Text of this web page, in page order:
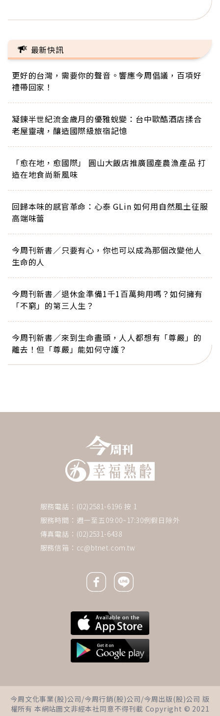
最新快訊
更好的台灣，需要你的聲音。響應今周倡議，百項好
禮帶回家！
凝鍊半世紀流金歲月的優雅蛻變：台中歐酷酒店揉合
老屋靈魂，釀造國際級旅宿記憶
「愈在地，愈國際」 圓山大飯店推廣國產農漁產品 打
造在地食尚新風味
回歸本味的感官革命：心泰 GLin 如何用自然風土征服
高端味蕾
今周刊新書／只要有心，你也可以成為那個改變他人
生命的人
今周刊新書／退休金準備1千1百萬夠用嗎？如何擁有
「不窮」的第三人生？
今周刊新書／來到生命盡頭，人人都想有「尊嚴」的
離去！但「尊嚴」能如何守護？
服務電話：(02)2581-6196 按 1
服務時間：週一至五09:00~17:30例假日除外
傳真電話：(02)2531-6438
服務信箱： cc@btnet.com.tw
Facebook icon
Line icon
今周文化事業(股)公司/今周行銷(股)公司/今周出版(股)公司 版
權所有 本網站圖文非經本社同意不得刊載 Copyright © 2021